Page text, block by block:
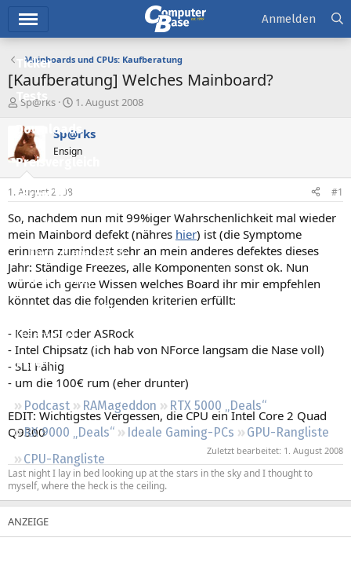
Ticker
Tests
Downloads
Preisvergleich
Forum
Aktuelles
Empfohlene Inhalte
Neue Beiträge
Neueste Aktivitäten
Leserartikel
Regeln
Podcast RAMageddon
RTX 5000 „Deals“
RX 9000 „Deals“
Ideale Gaming-PCs
GPU-Rangliste
CPU-Rangliste
Anmelden
Mainboards und CPUs: Kaufberatung
[Kaufberatung] Welches Mainboard?
E
s
t
e
l
e
r
Sp@rks
E
s
t
e
t
a
1. August 2008
Sp@rks
Ensign
1. August 2008 #1
So, nachdem nun mit 99%iger Wahrschenlichkeit mal wieder
mein Mainbord defekt (nähres hier) ist (die Symptome
erinnern zumindest sehr an mein anderes defektes dieses
Jahr: Ständige Freezes, alle Komponenten sonst ok. Nun
würde ich gerne Wissen welches Board ihr mir empfehlen
könntet das die folgenden kriterien erfüllt:
- Kein MSI oder ASRock
- Intel Chipsatz (ich hab von NForce langsam die Nase voll)
- SLI Fähig
- um die 100€ rum (eher drunter)
EDIT: Wichtigstes Vergessen, die CPU ein Intel Core 2 Quad
Q9300
Zuletzt bearbeitet: 1. August 2008
Last night I lay in bed looking up at the stars in the sky and I thought to
myself, where the heck is the ceiling.